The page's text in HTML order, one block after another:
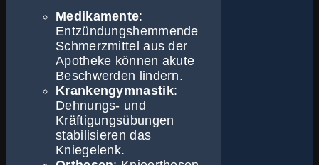
Medikamente:
Entzündungshemmende
Schmerzmittel aus der
Apotheke können akute
Beschwerden lindern.
Krankengymnastik:
Dehnungs- und
Kräftigungsübungen
stabilisieren das
Kniegelenk.